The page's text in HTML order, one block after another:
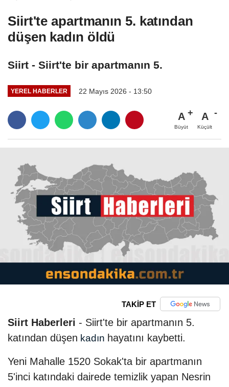
Siirt'te apartmanın 5. katından
düşen kadın öldü
Siirt - Siirt'te bir apartmanın 5.
YEREL HABERLER 22 Mayıs 2026 - 13:50
A
Büyüt
A
Küçült
TAKİP ET
Siirt Haberleri - Siirt'te bir apartmanın 5.
katından düşen kadın hayatını kaybetti.
Yeni Mahalle 1520 Sokak'ta bir apartmanın
5'inci katındaki dairede temizlik yapan Nesrin